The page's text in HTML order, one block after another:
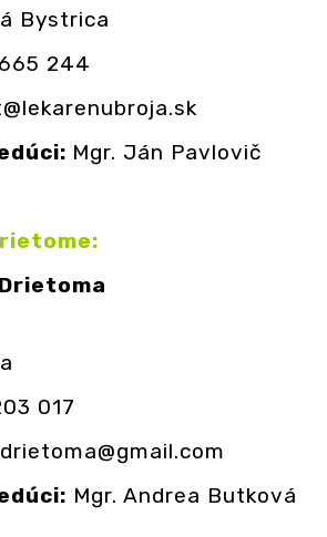
Bystrica
244
Mgr. Ján Pavlovič
017
Mgr. Andrea Butková